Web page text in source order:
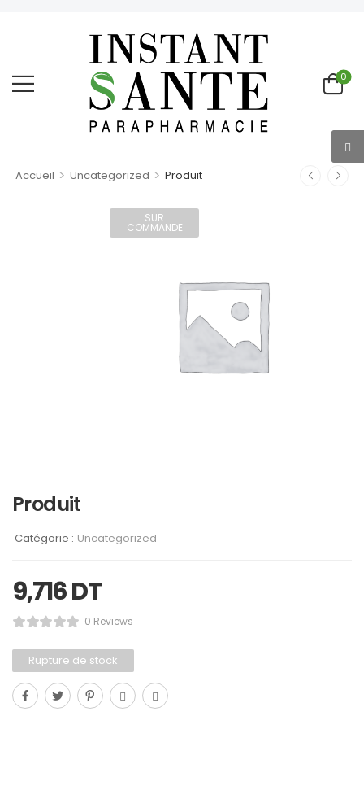
0
Accueil > Uncategorized > Produit
SUR
COMMANDE
Produit
Catégorie : Uncategorized
9,716DT
0 Reviews
Rupture de stock